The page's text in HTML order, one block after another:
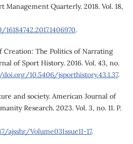
Management Quarterly. 2018. Vol. 18,
.
Creation: The Politics of Narrating
of Sport History. 2016. Vol. 43, no.
10.5406/jsporthistory.43.1.37.
and society. American Journal of
Research. 2023. Vol. 3, no. 11. P.
ajsshr/Volume03Issue11-17.